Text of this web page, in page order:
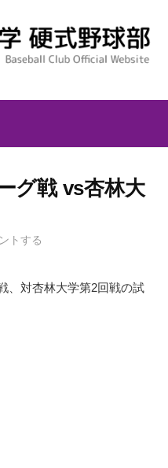
グ戦 vs杏林大
トする
、対杏林大学第2回戦の試